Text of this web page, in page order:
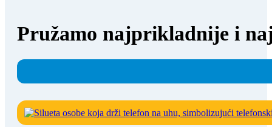
Pružamo najprikladnije i